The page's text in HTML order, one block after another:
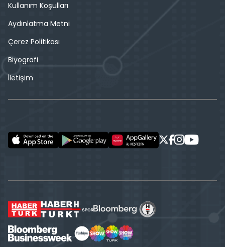
Kullanım Koşulları
Aydınlatma Metni
Çerez Politikası
Biyografi
İletişim